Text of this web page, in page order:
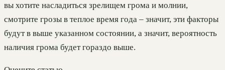
вы хотите насладиться зрелищем грома и молнии,
смотрите грозы в теплое время года – значит, эти факторы
будут в выше указанном состоянии, а значит, вероятность
наличия грома будет гораздо выше.